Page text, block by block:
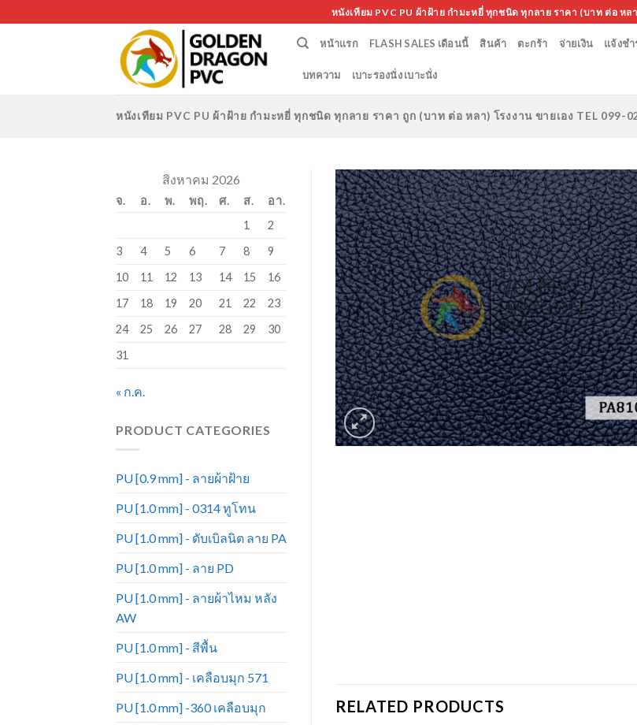
to
หนังเทียม PVC PU ผ้าฝ้าย กำมะหยี่ ทุกชนิด ทุกลาย ราคา (บาท ต่อ หลา
หน้าแรก FLASH SALES เดือนนี้ สินค้า ตะกร้า จ่ายเงิน แจ้งชำ
บทความ เบาะรองนั่ง เบาะนั่ง
หนังเทียม PVC PU ผ้าฝ้าย กำมะหยี่ ทุกชนิด ทุกลาย ราคา ถูก (บาท ต่อ หลา) โรงงาน ขายเอง TEL 099-
สิงหาคม 2026
จ. อ. พ. พฤ. ศ. ส.
อา.
1
2
3
4 5 6 7 8
9
10
11 12 13 14 15
16
17
18 19 20 21 22
23
24
25 26 27 28 29
30
31
« ก.ค.
PRODUCT CATEGORIES
PU [0.9 mm] - ลายผ้าฝ้าย
PU [1.0 mm] - 0314 ทูโทน
PU [1.0 mm] - ดับเบิลนิต ลาย PA
PU [1.0 mm] - ลาย PD
PU [1.0 mm] - ลายผ้าไหม หลัง
AW
PU [1.0 mm] - สีพื้น
PU [1.0 mm] - เคลือบมุก 571
PU [1.0 mm] -360 เคลือบมุก
RELATED PRODUCTS